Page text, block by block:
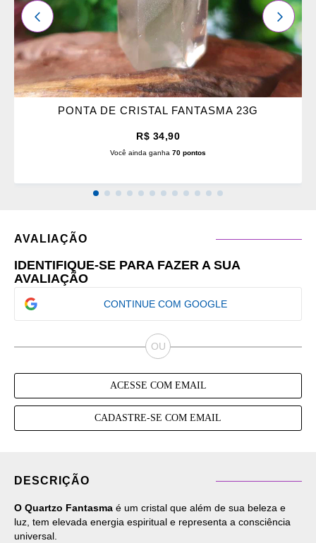
PONTA DE CRISTAL FANTASMA 23G
R$ 34,90
Você ainda ganha 70 pontos
ANTERIOR
AVALIAÇÃO
IDENTIFIQUE-SE PARA FAZER A SUA
AVALIAÇÃO
CONTINUE COM GOOGLE
ACESSE COM EMAIL
CADASTRE-SE COM EMAIL
DESCRIÇÃO
O Quartzo Fantasma é um cristal que além de sua beleza e
luz, tem elevada energia espiritual e representa a consciência
universal.